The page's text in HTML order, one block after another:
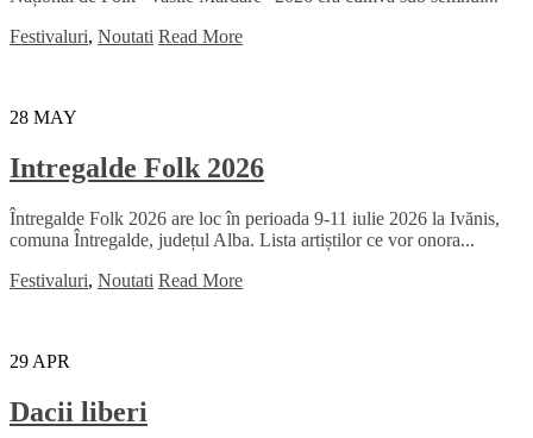
Festivaluri, Noutati Read More
28 MAY
Intregalde Folk 2026
Întregalde Folk 2026 are loc în perioada 9-11 iulie 2026 la Ivănis,
comuna Întregalde, județul Alba. Lista artiștilor ce vor onora...
Festivaluri, Noutati Read More
29 APR
Dacii liberi